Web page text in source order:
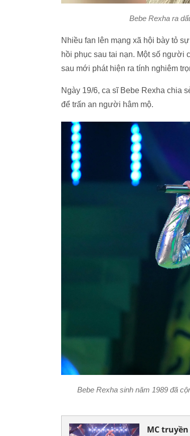
Bebe Rexha ra
Nhiều fan lên mạng xã hội bày tỏ
hồi phục sau tai nạn. Một số người
sau mới phát hiện ra tính nghiêm
Ngày 19/6, ca sĩ Bebe Rexha chia
để trấn an người hâm mộ.
Bebe Rexha sinh năm 1989 đã
MC